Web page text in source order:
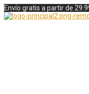
Envío gratis a partir de